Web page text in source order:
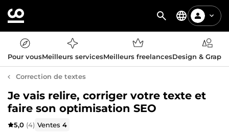
Pour vousMeilleurs servicesMeilleurs freelancesDesign &
Correction de textes
Je vais relire, corriger votre texte et
faire son optimisation SEO
5,0 (4) Ventes4